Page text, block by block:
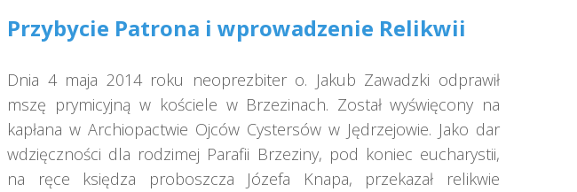
Przybycie Patrona i wprowadzenie Relikwii
Dnia 4 maja 2014 roku neoprezbiter o. Jakub Zawadzki odprawił
mszę prymicyjną w kościele w Brzezinach. Został wyświęcony na
kapłana w Archiopactwie Ojców Cystersów w Jędrzejowie. Jako dar
wdzięczności dla rodzimej Parafii Brzeziny, pod koniec eucharystii,
na ręce księdza proboszcza Józefa Knapa, przekazał relikwie